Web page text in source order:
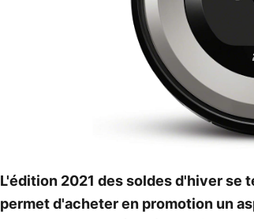
L'édition 2021 des soldes d'hiver se
permet d'acheter en promotion un